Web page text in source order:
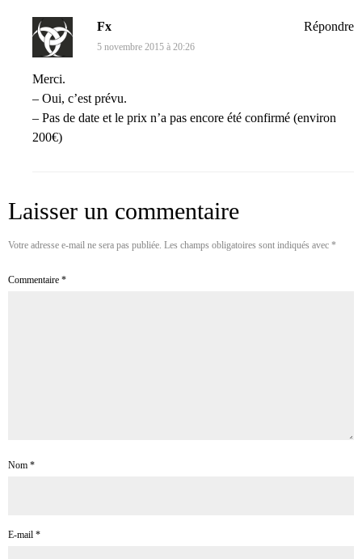
Fx
5 novembre 2015 à 20:26
Merci.
– Oui, c’est prévu.
– Pas de date et le prix n’a pas encore été confirmé (environ
200€)
Répondre
Laisser un commentaire
Votre adresse e-mail ne sera pas publiée. Les champs obligatoires sont indiqués avec *
Commentaire *
Nom *
E-mail *